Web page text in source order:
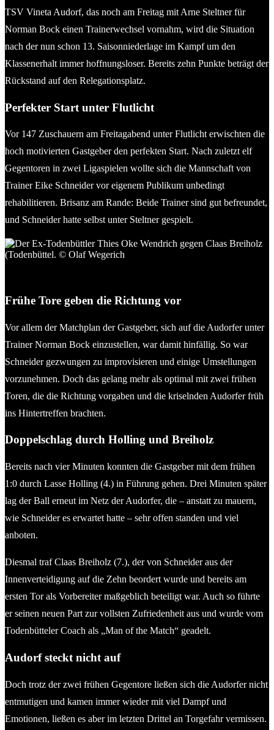
TSV Vineta Audorf, das noch am Freitag mit Arne Steltner für
Norman Bock einen Trainerwechsel vornahm, wird die Situation
nach der nun schon 13. Saisonniederlage im Kampf um den
Klassenerhalt immer hoffnungsloser. Bereits zehn Punkte beträgt der
Rückstand auf den Relegationsplatz.
Perfekter Start unter Flutlicht
Vor 147 Zuschauern am Freitagabend unter Flutlicht erwischten die
hoch motivierten Gastgeber den perfekten Start. Nach zuletzt elf
Gegentoren in zwei Ligaspielen wollte sich die Mannschaft von
Trainer Eike Schneider vor eigenem Publikum unbedingt
rehabilitieren. Brisanz am Rande: Beide Trainer sind gut befreundet,
und Schneider hatte selbst unter Steltner gespielt.
Frühe Tore geben die Richtung vor
Vor allem der Matchplan der Gastgeber, sich auf die Audorfer unter
Trainer Norman Bock einzustellen, war damit hinfällig. So war
Schneider gezwungen zu improvisieren und einige Umstellungen
vorzunehmen. Doch das gelang mehr als optimal mit zwei frühen
Toren, die die Richtung vorgaben und die kriselnden Audorfer früh
ins Hintertreffen brachten.
Doppelschlag durch Holling und Breiholz
Bereits nach vier Minuten konnten die Gastgeber mit dem frühen
1:0 durch Lasse Holling (4.) in Führung gehen. Drei Minuten später
lag der Ball erneut im Netz der Audorfer, die – anstatt zu mauern,
wie Schneider es erwartet hatte – sehr offen standen und viel
anboten.
Diesmal traf Claas Breiholz (7.), der von Schneider aus der
Innenverteidigung auf die Zehn beordert wurde und bereits am
ersten Tor als Vorbereiter maßgeblich beteiligt war. Auch so führte
er seinen neuen Part zur vollsten Zufriedenheit aus und wurde vom
Todenbütteler Coach als „Man of the Match“ geadelt.
Audorf steckt nicht auf
Doch trotz der zwei frühen Gegentore ließen sich die Audorfer nicht
entmutigen und kamen immer wieder mit viel Dampf und
Emotionen, ließen es aber im letzten Drittel an Torgefahr vermissen.